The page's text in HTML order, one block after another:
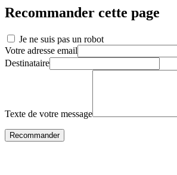
Recommander cette page
Je ne suis pas un robot
Votre adresse email
Destinataire
Texte de votre message